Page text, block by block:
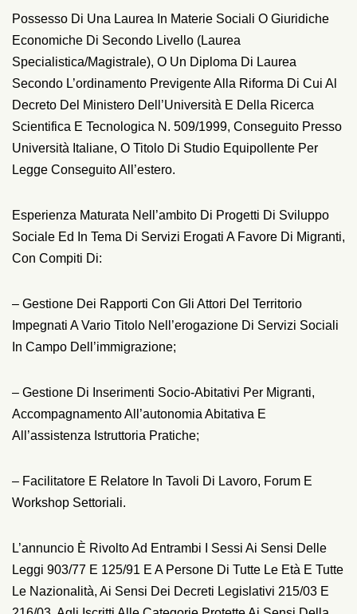
Possesso Di Una Laurea In Materie Sociali O Giuridiche
Economiche Di Secondo Livello (laurea
Specialistica/magistrale), O Un Diploma Di Laurea
Secondo L’ordinamento Previgente Alla Riforma Di Cui Al
Decreto Del Ministero Dell’Università E Della Ricerca
Scientifica E Tecnologica N. 509/1999, Conseguito Presso
Università Italiane, O Titolo Di Studio Equipollente Per
Legge Conseguito All’estero.
Esperienza Maturata Nell’ambito Di Progetti Di Sviluppo
Sociale Ed In Tema Di Servizi Erogati A Favore Di Migranti,
Con Compiti Di:
– Gestione Dei Rapporti Con Gli Attori Del Territorio
Impegnati A Vario Titolo Nell’erogazione Di Servizi Sociali
In Campo Dell’immigrazione;
– Gestione Di Inserimenti Socio-Abitativi Per Migranti,
Accompagnamento All’autonomia Abitativa E
All’assistenza Istruttoria Pratiche;
– Facilitatore E Relatore In Tavoli Di Lavoro, Forum E
Workshop Settoriali.
L’annuncio È Rivolto Ad Entrambi I Sessi Ai Sensi Delle
Leggi 903/77 E 125/91 E A Persone Di Tutte Le Età E Tutte
Le Nazionalità, Ai Sensi Dei Decreti Legislativi 215/03 E